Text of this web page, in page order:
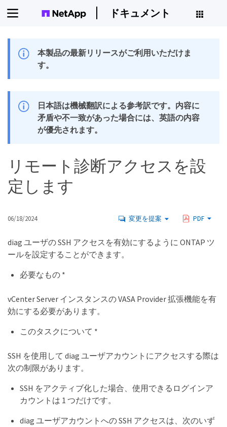
ドキュメント
本製品の最新リリースがご利用いただけま
す。
日本語は機械翻訳による参考訳です。内容に
矛盾や不一致があった場合には、英語の内容
が優先されます。
リモート診断アクセスを設
定します
06/18/2024 変更を提案 PDF
diag ユーザの SSH アクセスを有効にするように ONTAP ツ
ールを設定することができます。
必要なもの *
vCenter Server インスタンスの VASA Provider 拡張機能を有
効にする必要があります。
このタスクについて *
SSH を使用して diag ユーザアカウントにアクセスする際は
次の制限があります。
SSH をアクティブ化した場合、使用できるログインア
カウントは 1 つだけです。
diag ユーザアカウントへの SSH アクセスは、次のいず